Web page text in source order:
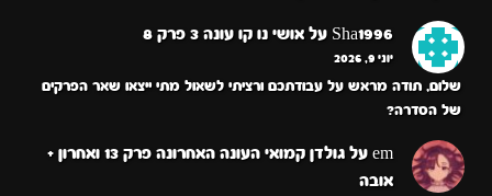
Sha1996 על אושי נו קו עונה 3 פרק 8
יוני 9, 2026
שלום, תודה מראש על עבודתכם ורציתי לשאול מתי ייצאו שאר הפרקים
של הסדרה?
em על
גולדן קמואי העונה האחרונה פרק 13 ואחרון +
אובה